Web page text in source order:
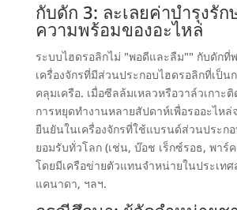
กับดัก 3: ละเลยค่าบำรุงรัก
ความพร้อมของอะไหล่
ระบบไฮดรอลิกไม่ "พอดีและลืม"" กับดักที่
เครื่องจักรที่มีส่วนประกอบไฮดรอลิกที่เป็น
คลุมเครือ. เมื่อซีลล้มเหลวหรือวาล์วเกา
การหยุดทำงานหลายสัปดาห์เพื่อรออะไหล่
ยืนยันในเครื่องจักรที่ใช้แบรนด์ส่วนประก
ยอมรับทั่วโลก (เช่น, บ๊อช เร็กซ์รอธ, พาร์
โดยมีเครือข่ายตัวแทนจำหน่ายในประเทศ
แคนาดา, ฯลฯ.